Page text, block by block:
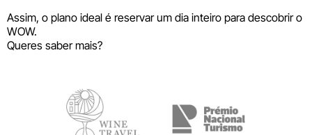
Assim, o plano ideal é reservar um dia inteiro para descobrir o
WOW.
Queres saber mais?